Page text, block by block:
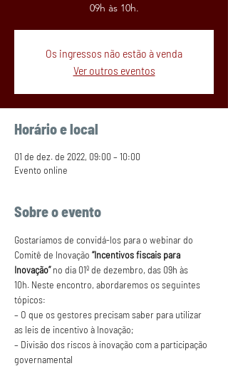
09h às 10h.
Os ingressos não estão à venda
Ver outros eventos
Horário e local
01 de dez. de 2022, 09:00 – 10:00
Evento online
Sobre o evento
Gostaríamos de convidá-los para o webinar do
Comitê de Inovação “Incentivos fiscais para
Inovação” no dia 01º de dezembro, das 09h às
10h. Neste encontro, abordaremos os seguintes
tópicos:
– O que os gestores precisam saber para utilizar
as leis de incentivo à Inovação;
– Divisão dos riscos à inovação com a participação
governamental